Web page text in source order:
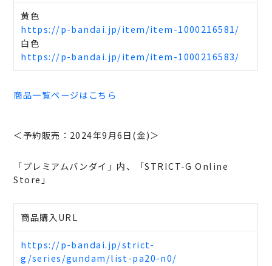
黄色
https://p-bandai.jp/item/item-1000216581/
白色
https://p-bandai.jp/item/item-1000216583/
商品一覧ページはこちら
＜予約販売：2024年9月6日(金)＞
「プレミアムバンダイ」内、「STRICT-G Online
Store」
商品購入URL
https://p-bandai.jp/strict-
g/series/gundam/list-pa20-n0/